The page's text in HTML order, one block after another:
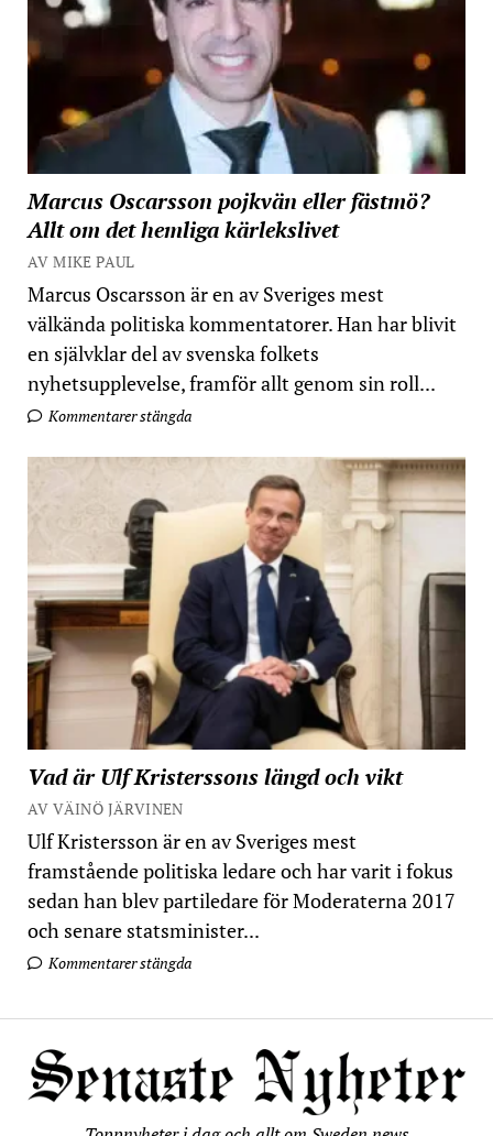
Marcus Oscarsson pojkvän eller fästmö?
Allt om det hemliga kärlekslivet
AV MIKE PAUL
Marcus Oscarsson är en av Sveriges mest
välkända politiska kommentatorer. Han har blivit
en självklar del av svenska folkets
nyhetsupplevelse, framför allt genom sin roll...
Kommentarer stängda
Vad är Ulf Kristerssons längd och vikt
AV VÄINÖ JÄRVINEN
Ulf Kristersson är en av Sveriges mest
framstående politiska ledare och har varit i fokus
sedan han blev partiledare för Moderaterna 2017
och senare statsminister...
Kommentarer stängda